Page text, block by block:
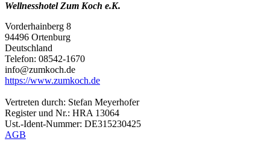
Wellnesshotel Zum Koch e.K.
Vorderhainberg 8
94496 Ortenburg
Deutschland
Telefon: 08542-1670
info@zumkoch.de
https://www.zumkoch.de
Vertreten durch: Stefan Meyerhofer
Register und Nr.: HRA 13064
Ust.-Ident-Nummer: DE315230425
AGB